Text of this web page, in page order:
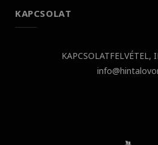
KAPCSOLAT
KAPCSOLATFELVÉTEL,